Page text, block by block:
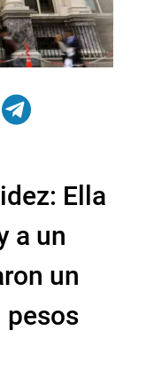
Ella
a un
un
pesos